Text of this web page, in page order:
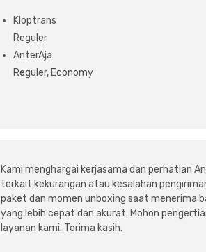
Kloptrans
Reguler
AnterAja
Reguler, Economy
Kami menghargai kerjasama dan perhatian
terkait kekurangan atau kesalahan
paket dan momen unboxing saat menerima
yang lebih cepat dan akurat. Mohon
layanan kami. Terima kasih.